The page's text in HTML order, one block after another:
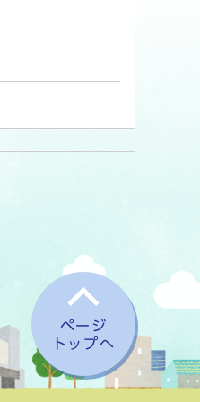
ページ
トップへ